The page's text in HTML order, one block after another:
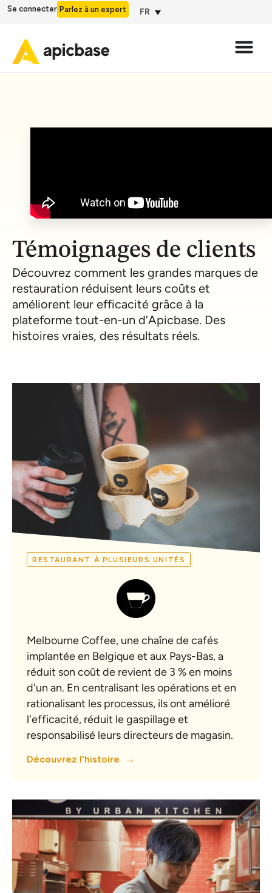
Se connecter Parlez à un expert FR
Témoignages de clients
Découvrez comment les grandes marques de
restauration réduisent leurs coûts et
améliorent leur efficacité grâce à la
plateforme tout-en-un d’Apicbase. Des
histoires vraies, des résultats réels.
RESTAURANT À PLUSIEURS UNITÉS
Melbourne Coffee, une chaîne de cafés
implantée en Belgique et aux Pays-Bas, a
réduit son coût de revient de 3 % en moins
d'un an. En centralisant les opérations et en
rationalisant les processus, ils ont amélioré
l'efficacité, réduit le gaspillage et
responsabilisé leurs directeurs de magasin.
Découvrez l'histoire